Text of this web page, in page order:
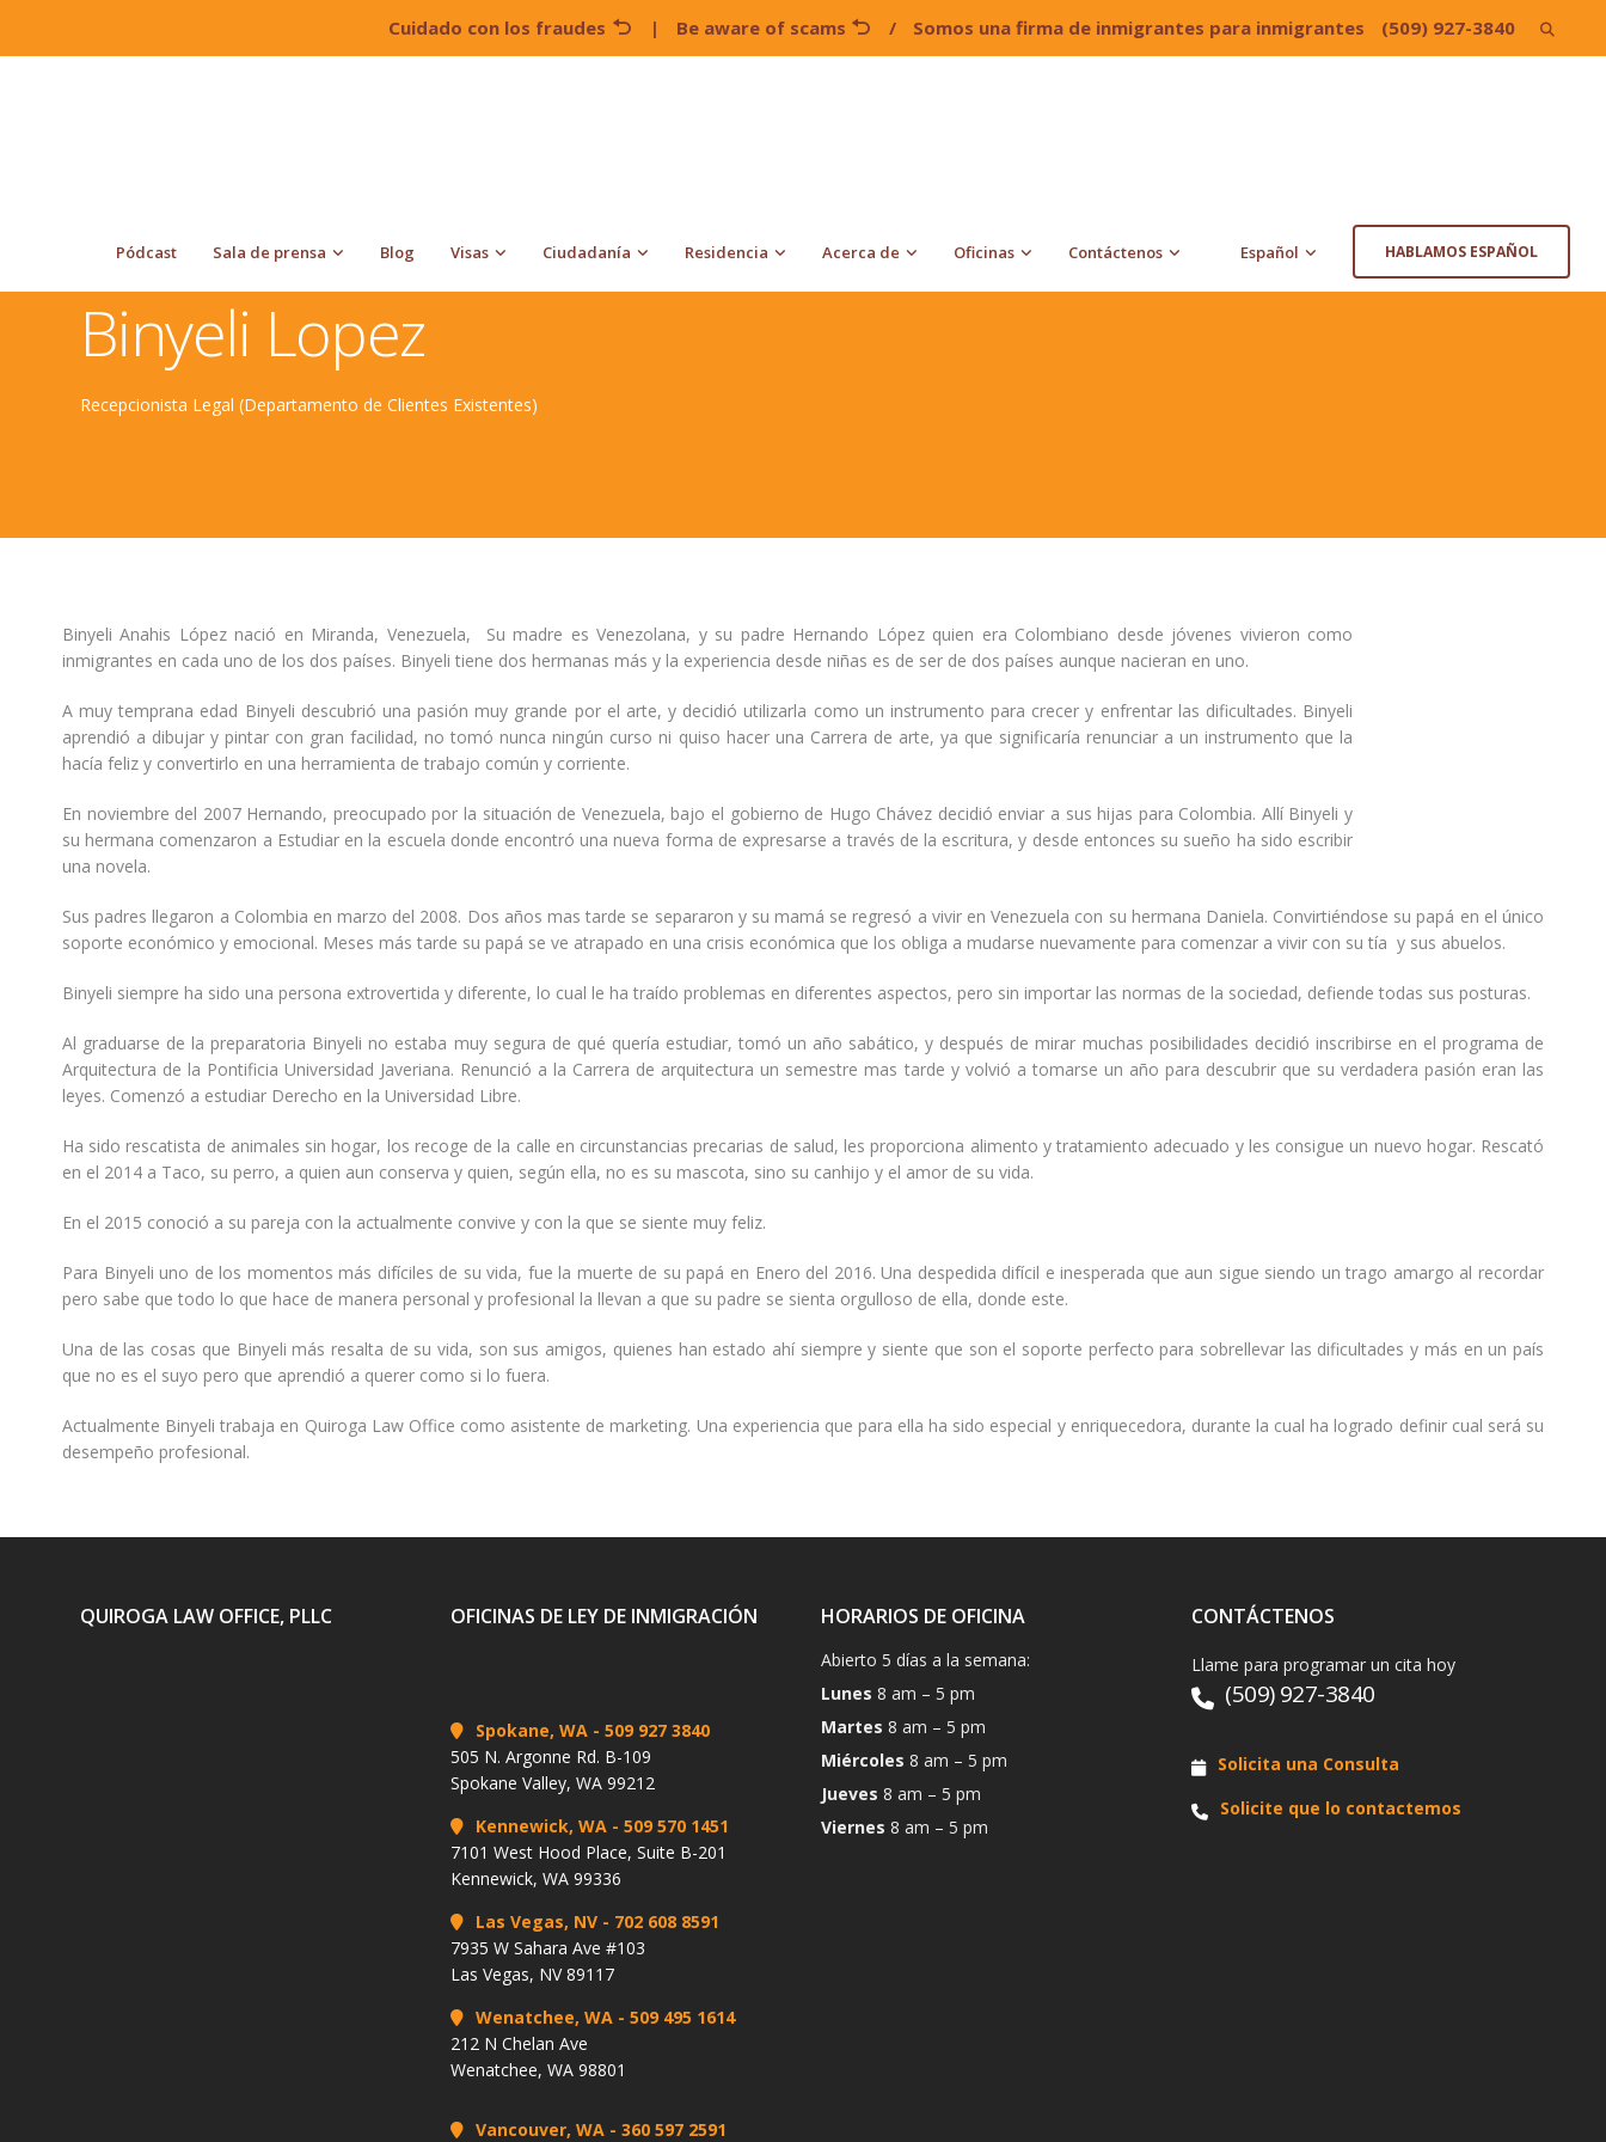
Cuidado con los fraudes | Be aware of scams / Somos una firma de inmigrantes para inmigrantes (509) 927-3840 Search
Pódcast Sala de prensa Blog Visas Ciudadanía Residencia Acerca de Oficinas Contáctenos Español HABLAMOS ESPAÑOL
Quiroga Law Office, PLLC Abogados de Inmigración y Personal Jurídico Binyeli Lopez
Binyeli Lopez
Recepcionista Legal (Departamento de Clientes Existentes)
Binyeli Anahis López nació en Miranda, Venezuela, Su madre es Venezolana, y su padre Hernando López quien era Colombiano desde jóvenes vivieron como
inmigrantes en cada uno de los dos países. Binyeli tiene dos hermanas más y la experiencia desde niñas es de ser de dos países aunque nacieran en uno.
A muy temprana edad Binyeli descubrió una pasión muy grande por el arte, y decidió utilizarla como un instrumento para crecer y enfrentar las dificultades. Binyeli
aprendió a dibujar y pintar con gran facilidad, no tomó nunca ningún curso ni quiso hacer una Carrera de arte, ya que significaría renunciar a un instrumento que la
hacía feliz y convertirlo en una herramienta de trabajo común y corriente.
En noviembre del 2007 Hernando, preocupado por la situación de Venezuela, bajo el gobierno de Hugo Chávez decidió enviar a sus hijas para Colombia. Allí Binyeli y
su hermana comenzaron a Estudiar en la escuela donde encontró una nueva forma de expresarse a través de la escritura, y desde entonces su sueño ha sido escribir
una novela.
Sus padres llegaron a Colombia en marzo del 2008. Dos años mas tarde se separaron y su mamá se regresó a vivir en Venezuela con su hermana Daniela. Convirtiéndose su papá en el único
soporte económico y emocional. Meses más tarde su papá se ve atrapado en una crisis económica que los obliga a mudarse nuevamente para comenzar a vivir con su tía y sus abuelos.
Binyeli siempre ha sido una persona extrovertida y diferente, lo cual le ha traído problemas en diferentes aspectos, pero sin importar las normas de la sociedad, defiende todas sus posturas.
Al graduarse de la preparatoria Binyeli no estaba muy segura de qué quería estudiar, tomó un año sabático, y después de mirar muchas posibilidades decidió inscribirse en el programa de
Arquitectura de la Pontificia Universidad Javeriana. Renunció a la Carrera de arquitectura un semestre mas tarde y volvió a tomarse un año para descubrir que su verdadera pasión eran las
leyes. Comenzó a estudiar Derecho en la Universidad Libre.
Ha sido rescatista de animales sin hogar, los recoge de la calle en circunstancias precarias de salud, les proporciona alimento y tratamiento adecuado y les consigue un nuevo hogar. Rescató
en el 2014 a Taco, su perro, a quien aun conserva y quien, según ella, no es su mascota, sino su canhijo y el amor de su vida.
En el 2015 conoció a su pareja con la actualmente convive y con la que se siente muy feliz.
Para Binyeli uno de los momentos más difíciles de su vida, fue la muerte de su papá en Enero del 2016. Una despedida difícil e inesperada que aun sigue siendo un trago amargo al recordar
pero sabe que todo lo que hace de manera personal y profesional la llevan a que su padre se sienta orgulloso de ella, donde este.
Una de las cosas que Binyeli más resalta de su vida, son sus amigos, quienes han estado ahí siempre y siente que son el soporte perfecto para sobrellevar las dificultades y más en un país
que no es el suyo pero que aprendió a querer como si lo fuera.
Actualmente Binyeli trabaja en Quiroga Law Office como asistente de marketing. Una experiencia que para ella ha sido especial y enriquecedora, durante la cual ha logrado definir cual será su
desempeño profesional.
QUIROGA LAW OFFICE, PLLC OFICINAS DE LEY DE INMIGRACIÓN
Spokane, WA - 509 927 3840
505 N. Argonne Rd. B-109
Spokane Valley, WA 99212
Kennewick, WA - 509 570 1451
7101 West Hood Place, Suite B-201
Kennewick, WA 99336
Las Vegas, NV - 702 608 8591
7935 W Sahara Ave #103
Las Vegas, NV 89117
Wenatchee, WA - 509 495 1614
212 N Chelan Ave
Wenatchee, WA 98801
Vancouver, WA - 360 597 2591
HORARIOS DE OFICINA
Abierto 5 días a la semana:
Lunes 8 am – 5 pm
Martes 8 am – 5 pm
Miércoles 8 am – 5 pm
Jueves 8 am – 5 pm
Viernes 8 am – 5 pm
CONTÁCTENOS
Llame para programar un cita hoy
(509) 927-3840
Solicita una Consulta
Solicite que lo contactemos